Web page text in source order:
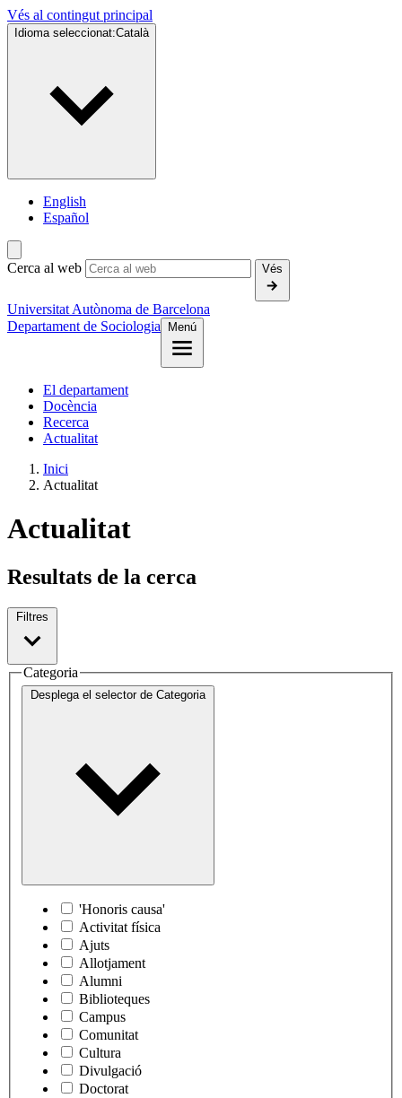
Vés al contingut principal
Idioma seleccionat:Català
English
Español
Cerca al web Vés
Universitat Autònoma de Barcelona
Departament de Sociologia
Menú
El departament
Docència
Recerca
Actualitat
Inici
Actualitat
Actualitat
Resultats de la cerca
Filtres
Categoria
Desplega el selector de Categoria
'Honoris causa'
Activitat física
Ajuts
Allotjament
Alumni
Biblioteques
Campus
Comunitat
Cultura
Divulgació
Doctorat